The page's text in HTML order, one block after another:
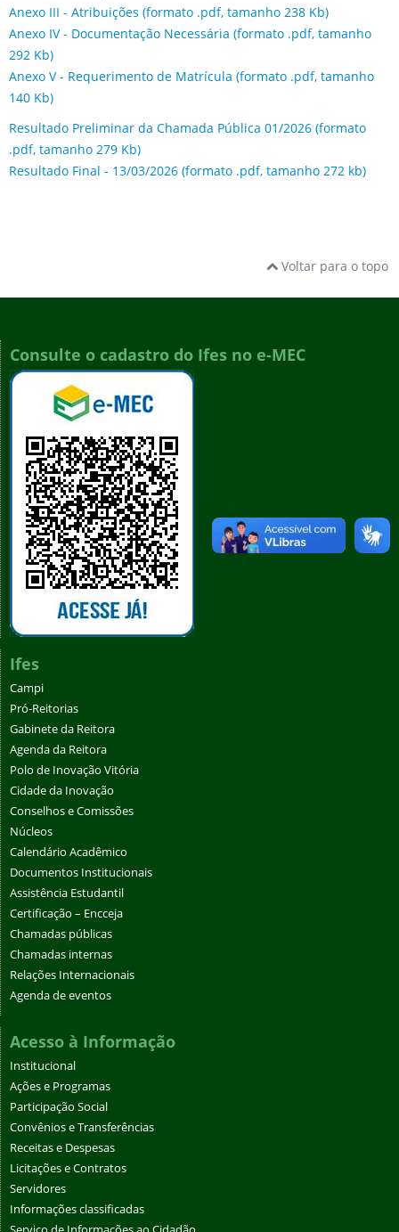
Anexo III - Atribuições (formato .pdf, tamanho 238 Kb)
Anexo IV - Documentação Necessária (formato .pdf, tamanho
292 Kb)
Anexo V - Requerimento de Matrícula (formato .pdf, tamanho
140 Kb)
Resultado Preliminar da Chamada Pública 01/2026 (formato
.pdf, tamanho 279 Kb)
Resultado Final - 13/03/2026 (formato .pdf, tamanho 272 kb)
Voltar para o topo
Consulte o cadastro do Ifes no e-MEC
Ifes
Campi
Pró-Reitorias
Gabinete da Reitora
Agenda da Reitora
Polo de Inovação Vitória
Cidade da Inovação
Conselhos e Comissões
Núcleos
Calendário Acadêmico
Documentos Institucionais
Assistência Estudantil
Certificação – Encceja
Chamadas públicas
Chamadas internas
Relações Internacionais
Agenda de eventos
Acesso à Informação
Institucional
Ações e Programas
Participação Social
Convênios e Transferências
Receitas e Despesas
Licitações e Contratos
Servidores
Informações classificadas